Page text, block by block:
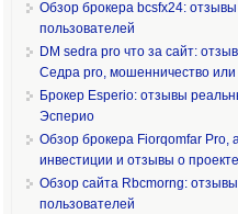
Обзор брокера bcsfx24:
пользователей
DM sedra pro что за сайт:
Седра pro, мошенничество или
Брокер Esperio: отзывы
Эсперио
Обзор брокера Fiorqomfar Pro,
инвестиции и отзывы о
Обзор сайта Rbcmorng:
пользователей